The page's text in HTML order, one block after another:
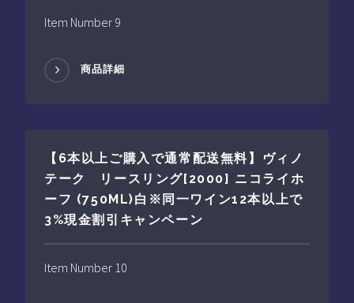
Item Number 9
商品詳細
【6本以上ご購入で通常配送無料】ヴィノ
テーク リースリング[2000] ニコライホ
ーフ (750ML)白※同一ワイン12本以上で
3%現金割引キャンペーン
Item Number 10